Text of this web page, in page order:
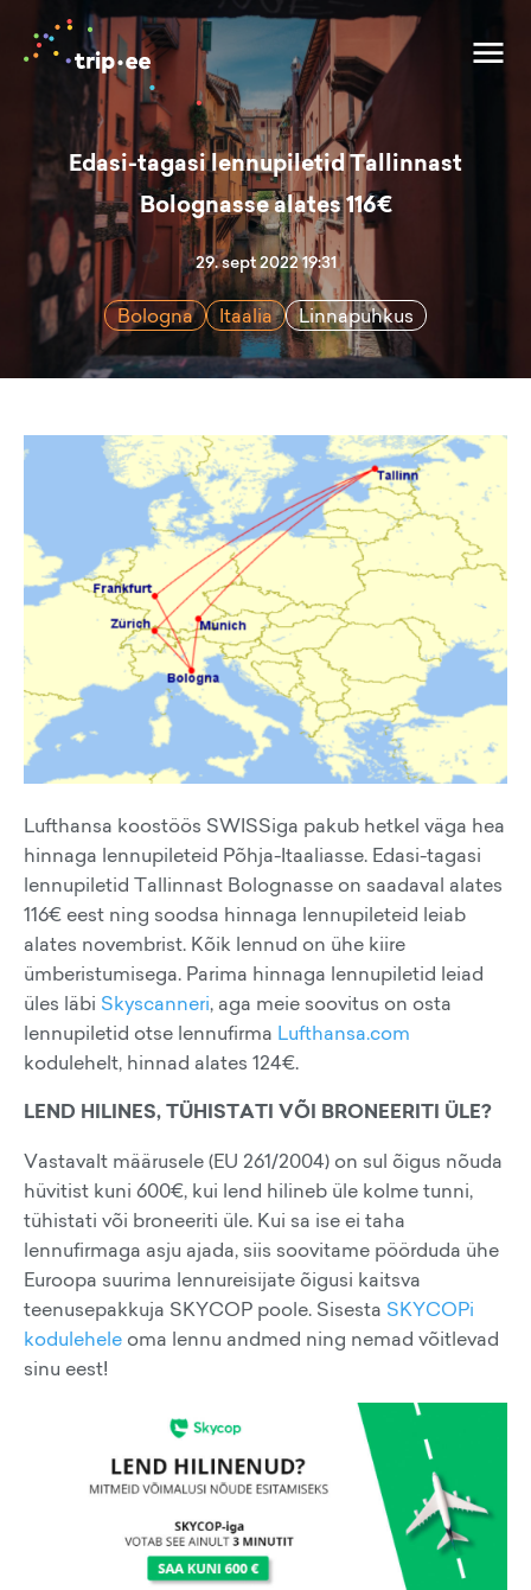
Edasi-tagasi lennupiletid Tallinnast
Bolognasse alates 116€
29. sept 2022 19:31
Bologna Itaalia Linnapuhkus
Lufthansa koostöös SWISSiga pakub hetkel väga hea
hinnaga lennupileteid Põhja-Itaaliasse. Edasi-tagasi
lennupiletid Tallinnast Bolognasse on saadaval alates
116€ eest ning soodsa hinnaga lennupileteid leiab
alates novembrist. Kõik lennud on ühe kiire
ümberistumisega. Parima hinnaga lennupiletid leiad
üles läbi Skyscanneri, aga meie soovitus on osta
lennupiletid otse lennufirma Lufthansa.com
kodulehelt, hinnad alates 124€.
LEND HILINES, TÜHISTATI VÕI BRONEERITI ÜLE?
Vastavalt määrusele (EU 261/2004) on sul õigus nõuda
hüvitist kuni 600€, kui lend hilineb üle kolme tunni,
tühistati või broneeriti üle. Kui sa ise ei taha
lennufirmaga asju ajada, siis soovitame pöörduda ühe
Euroopa suurima lennureisijate õigusi kaitsva
teenusepakkuja SKYCOP poole. Sisesta SKYCOPi
kodulehele oma lennu andmed ning nemad võitlevad
sinu eest!